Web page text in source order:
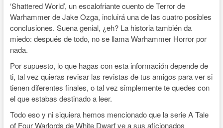
‘Shattered World’, un escalofriante cuento de Terror de
Warhammer de Jake Ozga, incluirá una de las cuatro posibles
conclusiones. Suena genial, ¿eh? La historia también da
miedo: después de todo, no se llama Warhammer Horror por
nada.
Por supuesto, lo que hagas con esta información depende de
ti, tal vez quieras revisar las revistas de tus amigos para ver si
tienen diferentes finales, o tal vez simplemente te quedes con
el que estabas destinado a leer.
Todo eso y ni siquiera hemos mencionado que la serie A Tale
of Four Warlords de White Dwarf ve a sus aficionados